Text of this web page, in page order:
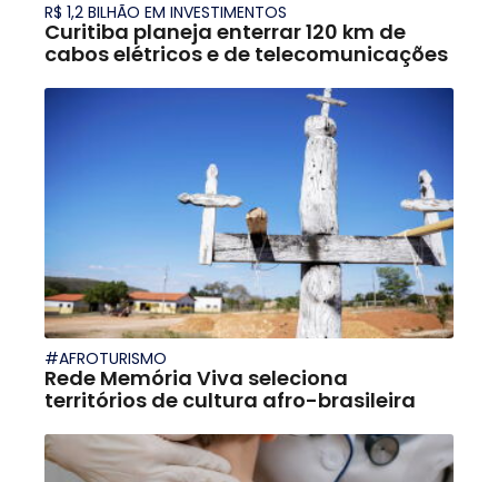
R$ 1,2 BILHÃO EM INVESTIMENTOS
Curitiba planeja enterrar 120 km de
cabos elétricos e de telecomunicações
#AFROTURISMO
Rede Memória Viva seleciona
territórios de cultura afro-brasileira